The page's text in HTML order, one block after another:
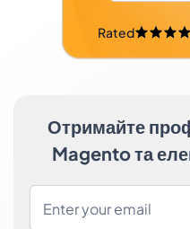
Rated
Отримайте
Magento та